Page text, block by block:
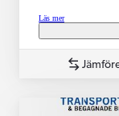
Läs mer